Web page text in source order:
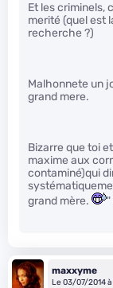
Et les criminels,
merité (quel est
recherche ?)
Malhonnete un
grand mere.
Bizarre que toi
maxime aux
contaminé)qui
grand mère.
"
maxxyme
Le 03/07/2014 à